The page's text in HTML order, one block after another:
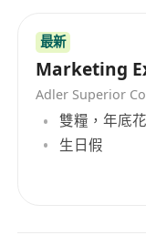
最新
Marketing
Adler Superior
雙糧，年底
生日假